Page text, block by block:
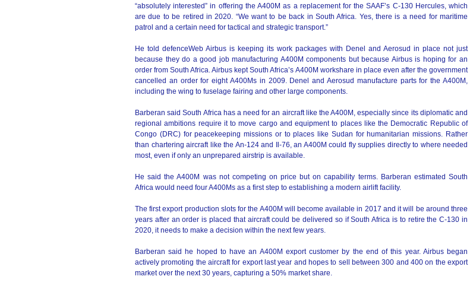
“absolutely interested” in offering the A400M as a replacement for the SAAF’s C-130 Hercules, which
are due to be retired in 2020. “We want to be back in South Africa. Yes, there is a need for maritime
patrol and a certain need for tactical and strategic transport.”
He told defenceWeb Airbus is keeping its work packages with Denel and Aerosud in place not just
because they do a good job manufacturing A400M components but because Airbus is hoping for an
order from South Africa. Airbus kept South Africa’s A400M workshare in place even after the government
cancelled an order for eight A400Ms in 2009. Denel and Aerosud manufacture parts for the A400M,
including the wing to fuselage fairing and other large components.
Barberan said South Africa has a need for an aircraft like the A400M, especially since its diplomatic and
regional ambitions require it to move cargo and equipment to places like the Democratic Republic of
Congo (DRC) for peacekeeping missions or to places like Sudan for humanitarian missions. Rather
than chartering aircraft like the An-124 and Il-76, an A400M could fly supplies directly to where needed
most, even if only an unprepared airstrip is available.
He said the A400M was not competing on price but on capability terms. Barberan estimated South
Africa would need four A400Ms as a first step to establishing a modern airlift facility.
The first export production slots for the A400M will become available in 2017 and it will be around three
years after an order is placed that aircraft could be delivered so if South Africa is to retire the C-130 in
2020, it needs to make a decision within the next few years.
Barberan said he hoped to have an A400M export customer by the end of this year. Airbus began
actively promoting the aircraft for export last year and hopes to sell between 300 and 400 on the export
market over the next 30 years, capturing a 50% market share.